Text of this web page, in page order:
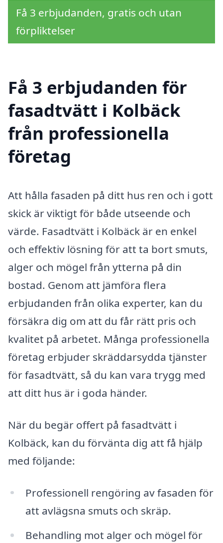
Få 3 erbjudanden, gratis och utan
förpliktelser
Få 3 erbjudanden för
fasadtvätt i Kolbäck
från professionella
företag
Att hålla fasaden på ditt hus ren och i gott
skick är viktigt för både utseende och
värde. Fasadtvätt i Kolbäck är en enkel
och effektiv lösning för att ta bort smuts,
alger och mögel från ytterna på din
bostad. Genom att jämföra flera
erbjudanden från olika experter, kan du
försäkra dig om att du får rätt pris och
kvalitet på arbetet. Många professionella
företag erbjuder skräddarsydda tjänster
för fasadtvätt, så du kan vara trygg med
att ditt hus är i goda händer.
När du begär offert på fasadtvätt i
Kolbäck, kan du förvänta dig att få hjälp
med följande:
Professionell rengöring av fasaden för
att avlägsna smuts och skräp.
Behandling mot alger och mögel för